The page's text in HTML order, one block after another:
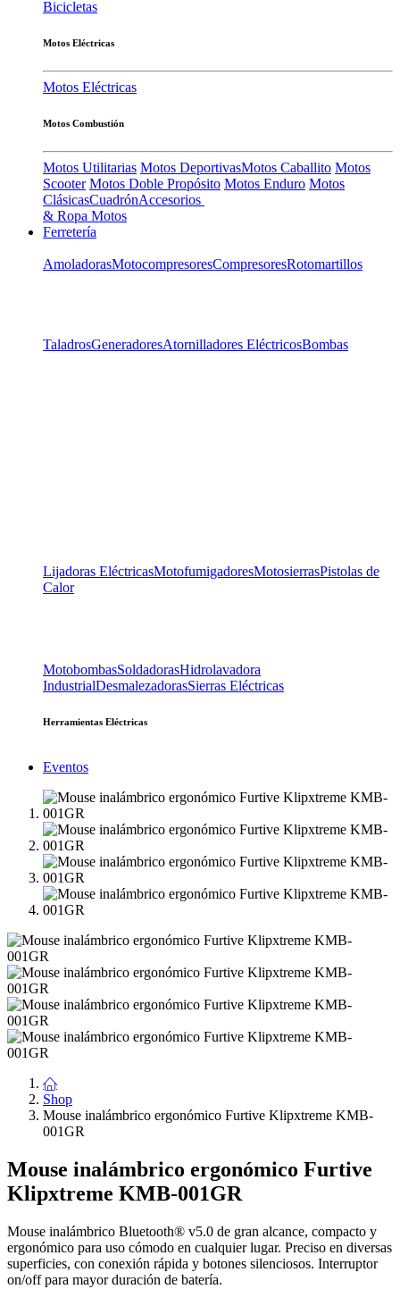
Bicicletas
Motos Eléctricas
Motos Eléctricas
Motos Combustión
Motos Utilitarias Motos DeportivasMotos Caballito Motos
Scooter Motos Doble Propósito Motos Enduro Motos
ClásicasCuadrónAccesorios
& Ropa Motos
Ferretería
AmoladorasMotocompresoresCompresoresRotomartillos
TaladrosGeneradoresAtornilladores EléctricosBombas
Lijadoras EléctricasMotofumigadoresMotosierrasPistolas de
Calor
MotobombasSoldadorasHidrolavadora
IndustrialDesmalezadorasSierras Eléctricas
Herramientas Eléctricas
Eventos
Shop
Mouse inalámbrico ergonómico Furtive Klipxtreme KMB-
001GR
Mouse inalámbrico ergonómico Furtive
Klipxtreme KMB-001GR
Mouse inalámbrico Bluetooth® v5.0 de gran alcance, compacto y
ergonómico para uso cómodo en cualquier lugar. Preciso en diversas
superficies, con conexión rápida y botones silenciosos. Interruptor
on/off para mayor duración de batería.